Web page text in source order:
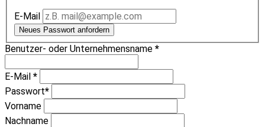
E-Mail
Neues Passwort anfordern
Benutzer- oder Unternehmensname *
E-Mail *
Passwort*
Vorname
Nachname